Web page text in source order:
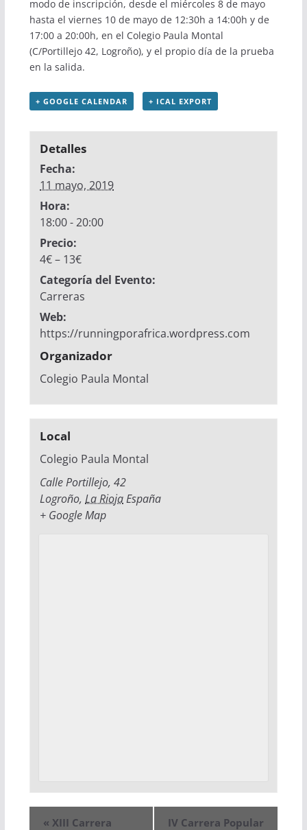
modo de inscripción, desde el miércoles 8 de mayo
hasta el viernes 10 de mayo de 12:30h a 14:00h y de
17:00 a 20:00h, en el Colegio Paula Montal
(C/Portillejo 42, Logroño), y el propio día de la prueba
en la salida.
+ GOOGLE CALENDAR + ICAL EXPORT
Detalles
Fecha:
11 mayo, 2019
Hora:
18:00 - 20:00
Precio:
4€ – 13€
Categoría del Evento:
Carreras
Web:
https://runningporafrica.wordpress.com
Organizador
Colegio Paula Montal
Local
Colegio Paula Montal
Calle Portillejo, 42
Logroño, La RiojaEspaña
+ Google Map
« XIII Carrera
IV Carrera Popular